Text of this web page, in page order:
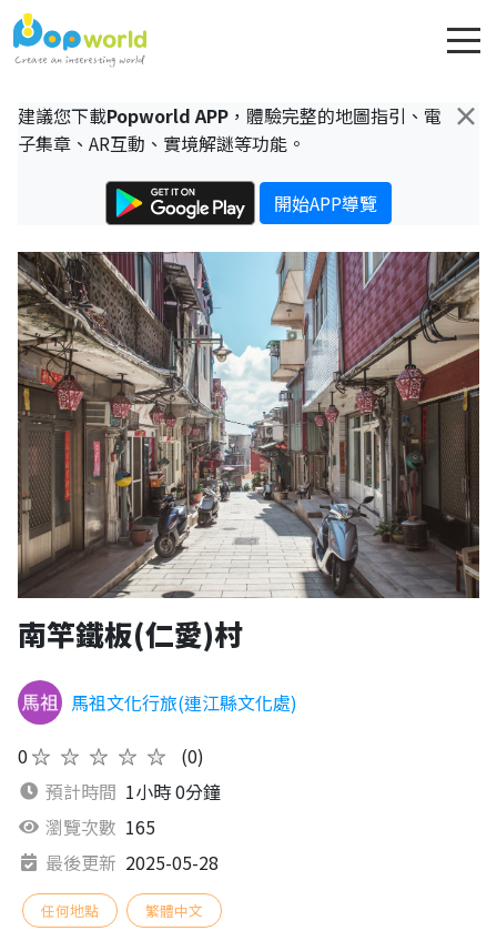
×
建議您下載Popworld APP ，體驗完整的地圖指引、電
子集章、AR互動、實境解謎等功能。
開始APP導覽
南竿鐵板(仁愛)村
馬祖文化行旅(連江縣文化處)
0★★★★★
(0)
預計時間 1小時 0分鐘
瀏覽次數 165
最後更新 2025-05-28
任何地點 繁體中文